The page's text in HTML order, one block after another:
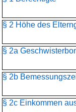
§ 2 Höhe des
§ 2a
§ 2b
§ 2c Einkommen